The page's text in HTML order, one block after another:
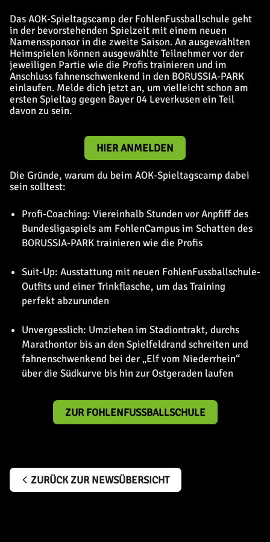
Das AOK-Spieltagscamp der FohlenFussballschule geht
in der bevorstehenden Spielzeit mit einem neuen
Namenssponsor in die zweite Saison. An ausgewählten
Heimspielen können ausgewählte Teilnehmer vor der
jeweiligen Partie wie die Profis trainieren und im
Anschluss fahnenschwenkend in den BORUSSIA-PARK
einlaufen. Melde dich jetzt an, um vielleicht schon am
ersten Spieltag gegen Bayer 04 Leverkusen ein Teil
davon zu sein.
HIER ANMELDEN
Die Gründe, warum du beim AOK-Spieltagscamp dabei
sein solltest:
Profi-Coaching: Viereinhalb Stunden vor Anpfiff des
Bundesligaspiels am FohlenCampus im Schatten des
BORUSSIA-PARK trainieren wie die Profis
Suit-Up: Ausstattung mit neuen FohlenFussballschule-
Outfits und einer Trinkflasche, um das Training
perfekt abzurunden
Unvergesslich: Umziehen im Stadiontrakt, durchs
Marathontor bis an den Spielfeldrand schreiten und
fahnenschwenkend bei der „Elf vom Niederrhein“
über die Südkurve bis hin zur Ostgeraden laufen
ZUR FOHLENFUSSBALLSCHULE
ZURÜCK ZUR NEWSÜBERSICHT